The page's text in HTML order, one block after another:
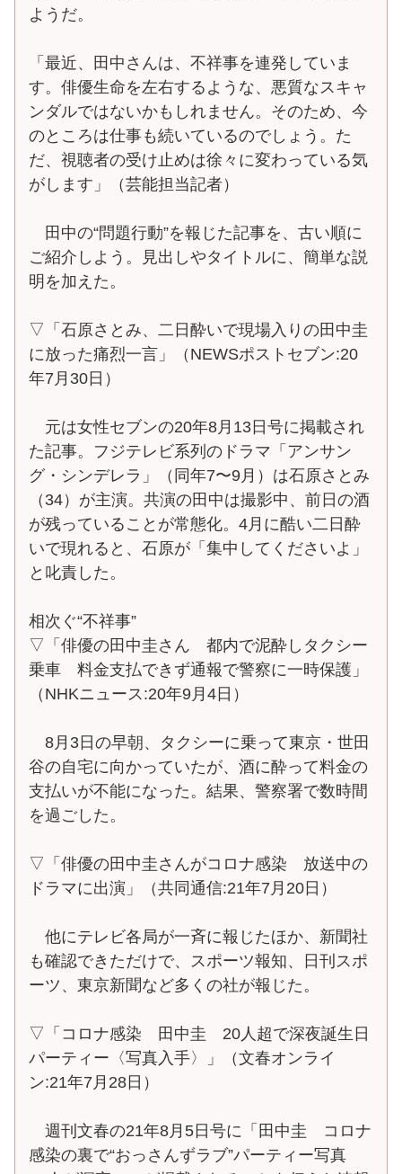
ようだ。
「最近、田中さんは、不祥事を連発していま
す。俳優生命を左右するような、悪質なスキャ
ンダルではないかもしれません。そのため、今
のところは仕事も続いているのでしょう。た
だ、視聴者の受け止めは徐々に変わっている気
がします」（芸能担当記者）
田中の“問題行動”を報じた記事を、古い順に
ご紹介しよう。見出しやタイトルに、簡単な説
明を加えた。
▽「石原さとみ、二日酔いで現場入りの田中圭
に放った痛烈一言」（NEWSポストセブン:20
年7月30日）
元は女性セブンの20年8月13日号に掲載され
た記事。フジテレビ系列のドラマ「アンサン
グ・シンデレラ」（同年7〜9月）は石原さとみ
（34）が主演。共演の田中は撮影中、前日の酒
が残っていることが常態化。4月に酷い二日酔
いで現れると、石原が「集中してくださいよ」
と叱責した。
相次ぐ“不祥事”
▽「俳優の田中圭さん 都内で泥酔しタクシー
乗車 料金支払できず通報で警察に一時保護」
（NHKニュース:20年9月4日）
8月3日の早朝、タクシーに乗って東京・世田
谷の自宅に向かっていたが、酒に酔って料金の
支払いが不能になった。結果、警察署で数時間
を過ごした。
▽「俳優の田中圭さんがコロナ感染 放送中の
ドラマに出演」（共同通信:21年7月20日）
他にテレビ各局が一斉に報じたほか、新聞社
も確認できただけで、スポーツ報知、日刊スポ
ーツ、東京新聞など多くの社が報じた。
▽「コロナ感染 田中圭 20人超で深夜誕生日
パーティー〈写真入手〉」（文春オンライ
ン:21年7月28日）
週刊文春の21年8月5日号に「田中圭 コロナ
感染の裏で“おっさんずラブ”パーティー写真